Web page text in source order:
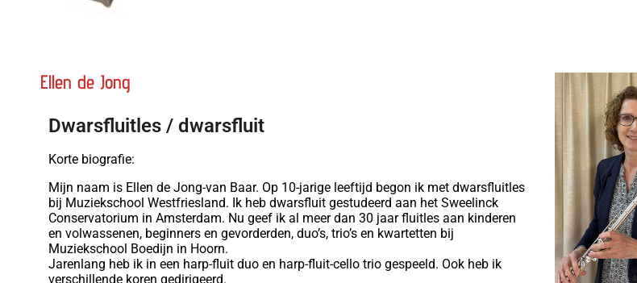
Ellen de Jong
Dwarsfluitles / dwarsfluit
Korte biografie:
Mijn naam is Ellen de Jong-van Baar. Op 10-jarige leeftijd begon ik met dwarsfluitles
bij Muziekschool Westfriesland. Ik heb dwarsfluit gestudeerd aan het Sweelinck
Conservatorium in Amsterdam. Nu geef ik al meer dan 30 jaar fluitles aan kinderen
en volwassenen, beginners en gevorderden, duo’s, trio’s en kwartetten bij
Muziekschool Boedijn in Hoorn.
Jarenlang heb ik in een harp-fluit duo en harp-fluit-cello trio gespeeld. Ook heb ik
verschillende koren gedirigeerd.